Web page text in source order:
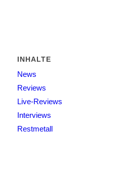
INHALTE
News
Reviews
Live-Reviews
Interviews
Restmetall